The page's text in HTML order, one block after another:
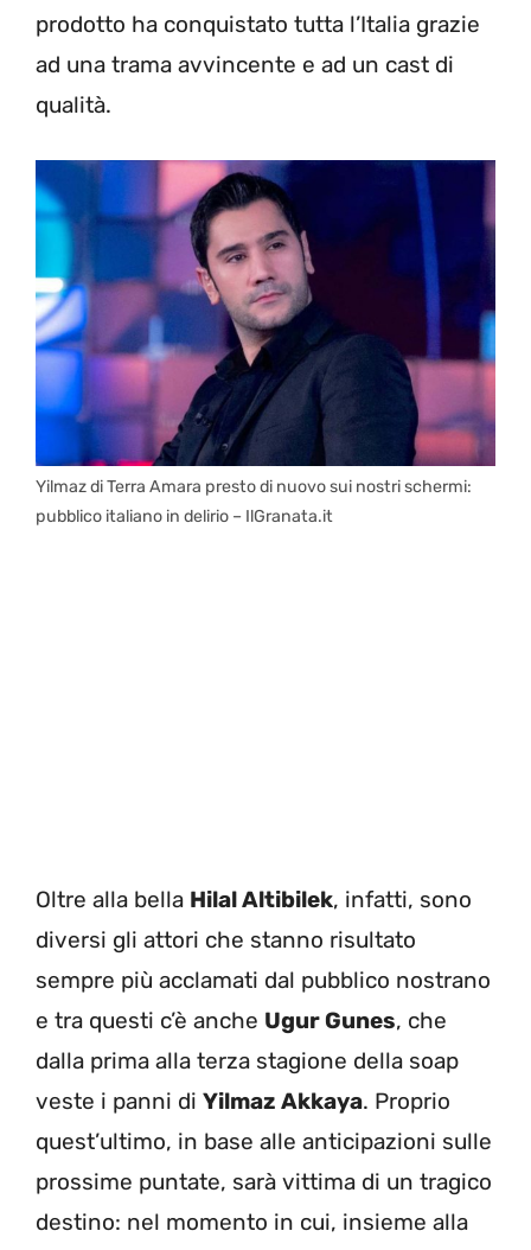
prodotto ha conquistato tutta l’Italia grazie
ad una trama avvincente e ad un cast di
qualità.
Yilmaz di Terra Amara presto di nuovo sui nostri schermi:
pubblico italiano in delirio – IlGranata.it
Oltre alla bella Hilal Altibilek, infatti, sono
diversi gli attori che stanno risultato
sempre più acclamati dal pubblico nostrano
e tra questi c’è anche Ugur Gunes, che
dalla prima alla terza stagione della soap
veste i panni di Yilmaz Akkaya. Proprio
quest’ultimo, in base alle anticipazioni sulle
prossime puntate, sarà vittima di un tragico
destino: nel momento in cui, insieme alla